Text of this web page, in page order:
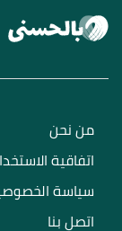
من نحن
اتفاقية
سياسة
اتصل بنا